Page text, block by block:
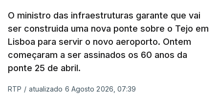
O ministro das infraestruturas garante que vai
ser construida uma nova ponte sobre o Tejo em
Lisboa para servir o novo aeroporto. Ontem
começaram a ser assinados os 60 anos da
ponte 25 de abril.
RTP / atualizado 6 Agosto 2026, 07:39